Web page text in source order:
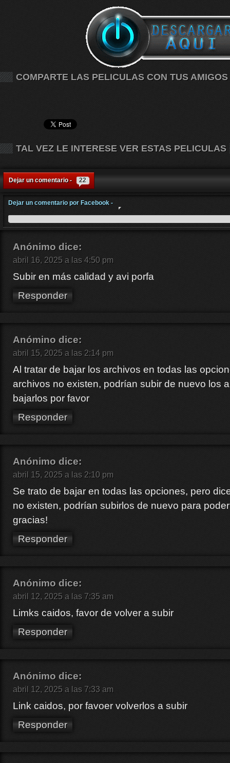
COMPARTE LAS PELICULAS CON TUS AMIGOS
TAL VEZ LE INTERESE VER ESTAS PELICULAS
Dejar un comentario - 22
Dejar un comentario por Facebook -
Anónimo dice:
abril 16, 2025 a las 4:50 pm
Subir en más calidad y avi porfa
Responder
Anómino dice:
abril 15, 2025 a las 2:14 pm
Al tratar de bajar los archivos en todas las
archivos no existen, podrían subir de nuevo los
bajarlos por favor
Responder
Anónimo dice:
abril 15, 2025 a las 2:10 pm
Se trato de bajar en todas las opciones, pero
no existen, podrían subirlos de nuevo para
gracias!
Responder
Anónimo dice:
abril 12, 2025 a las 7:35 am
Limks caidos, favor de volver a subir
Responder
Anónimo dice:
abril 12, 2025 a las 7:33 am
Link caidos, por favoer volverlos a subir
Responder